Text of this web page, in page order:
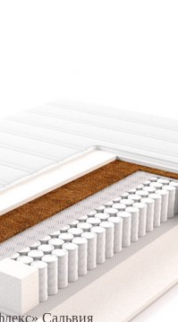
Сальвия